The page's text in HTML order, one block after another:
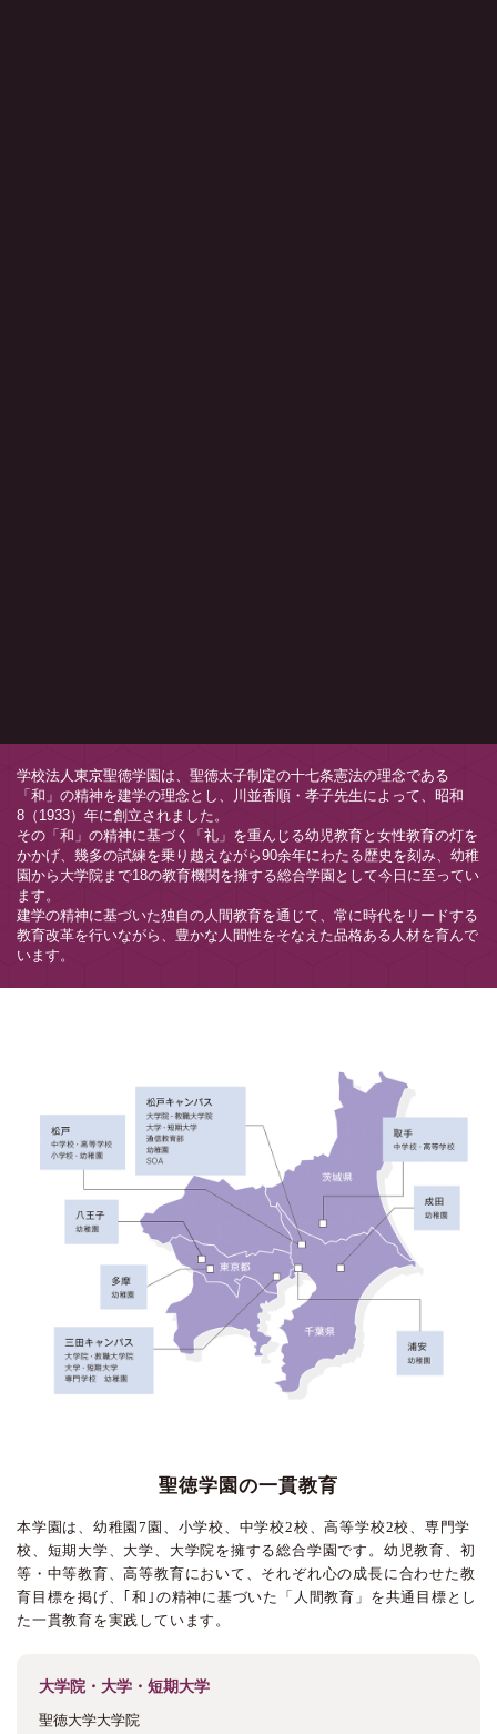
学校法人東京聖徳学園は、聖徳太子制定の十七条憲法の理念である
「和」の精神を建学の理念とし、川並香順・孝子先生によって、昭和
8（1933）年に創立されました。
その「和」の精神に基づく「礼」を重んじる幼児教育と女性教育の灯を
かかげ、幾多の試練を乗り越えながら90余年にわたる歴史を刻み、幼稚
園から大学院まで18の教育機関を擁する総合学園として今日に至ってい
ます。
建学の精神に基づいた独自の人間教育を通じて、常に時代をリードする
教育改革を行いながら、豊かな人間性をそなえた品格ある人材を育んで
います。
聖徳学園の一貫教育
本学園は、幼稚園7園、小学校、中学校2校、高等学校2校、専門学
校、短期大学、大学、大学院を擁する総合学園です。幼児教育、初
等・中等教育、高等教育において、それぞれ心の成長に合わせた教
育目標を掲げ、｢和｣の精神に基づいた「人間教育」を共通目標とし
た一貫教育を実践しています。
大学院・大学・短期大学
聖徳大学大学院